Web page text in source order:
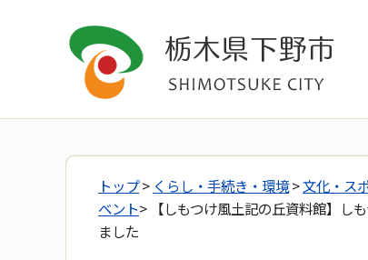
トップ> くらし・手続き・環境>文化・ス
ベント> 【しもつけ風土記の丘資料館】し
ました